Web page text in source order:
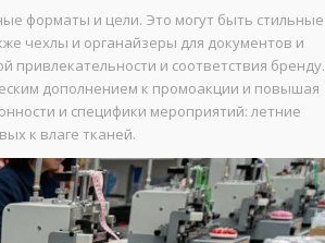
форматы и цели. Это могут быть стильные
чехлы и органайзеры для документов и
привлекательности и соответствия бренду.
дополнением к промоакции и повышая
и специфики мероприятий: летние
к влаге тканей.